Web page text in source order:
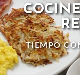
TIEMPO